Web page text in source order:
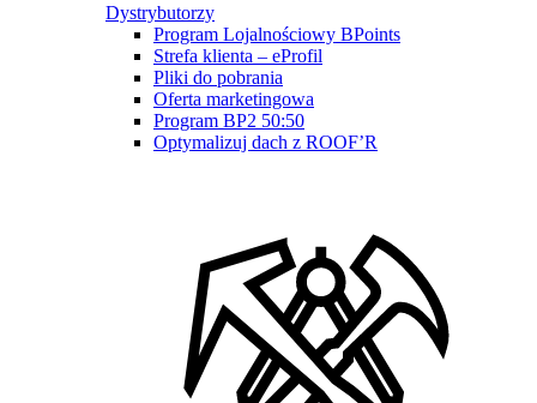
Dystrybutorzy
Program Lojalnościowy BPoints
Strefa klienta – eProfil
Pliki do pobrania
Oferta marketingowa
Program BP2 50:50
Optymalizuj dach z ROOF’R